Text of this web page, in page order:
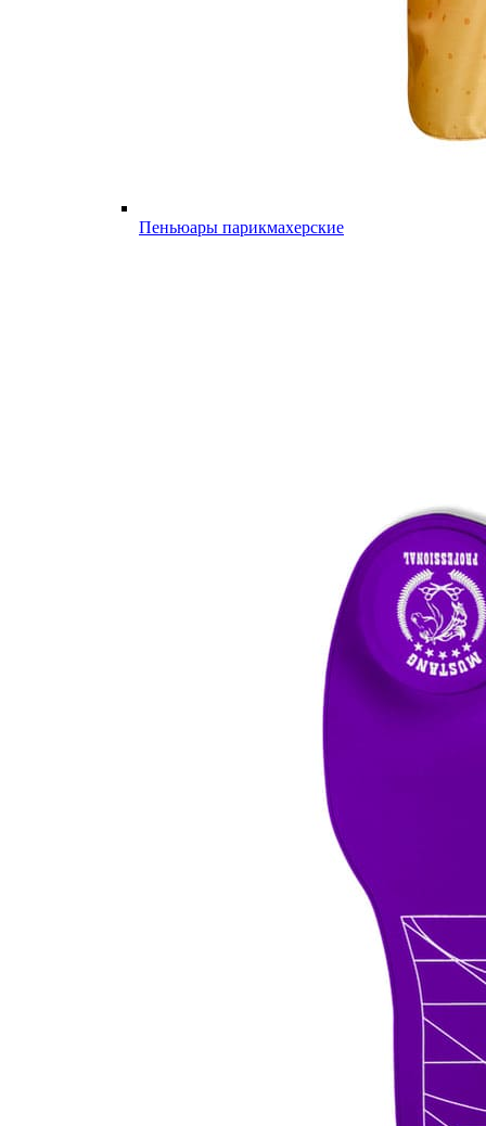
Пеньюары парикмахерские